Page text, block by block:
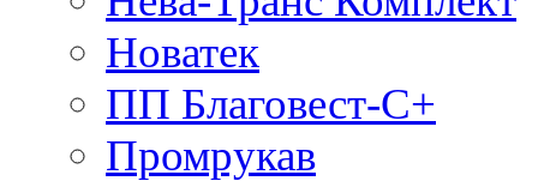
Новатек
ПП Благовест-С+
Промрукав